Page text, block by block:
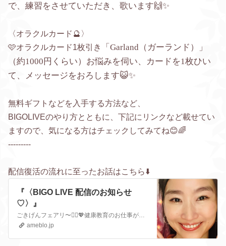
で、練習をさせていただき、歌います🙌✨
〈オラクルカード🔮〉
🩷オラクルカード1枚引き
「Garland（ガーランド）」
（約1000円くらい） お悩みを伺い、カードを1枚ひい
て、メッセージをおろします😺✨
無料ギフトなどを入手する方法など、
BIGOLIVEのやり方とともに、 下記にリンクなど載せてい
ますので、気になる方はチェックしてみてね😊🌈
---------
配信復活の流れに至ったお話はこちら⬇️
『〈BIGO LIVE 配信のお知らせ
♡〉』
ごきげんフェアリ〜🧚‍♀️💖健康教育のお仕事がやっとこさ、少し慣れまして✨（それでも相変わらずバタバタしていますが😂🙏）そして神さまのお告げもあって✨5/31…
ameblo.jp